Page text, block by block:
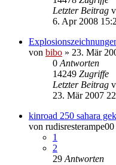
Letzter Beitrag
6. Apr 2008
von bibo » 23. Mär
0 Antworten
14249 Zugriffe
Letzter Beitrag
23. Mär 2007
kinroad 250 sahara
von rudisresterampe00
1
2
29 Antworten